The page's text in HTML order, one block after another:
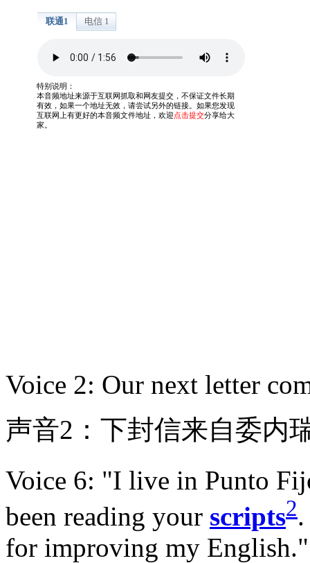
Voice 2: Our next letter
声音2：下封信来自委内
Voice 6: "I live in Punto
been reading your scripts2
for improving my English."